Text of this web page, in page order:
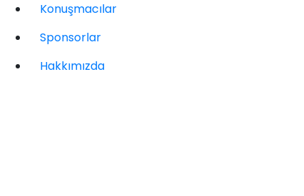
Konuşmacılar
Sponsorlar
Hakkımızda